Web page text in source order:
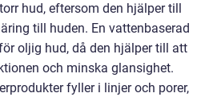
hud, eftersom den hjälper till
till huden. En vattenbaserad
oljig hud, då den hjälper till att
och minska glansighet.
fyller i linjer och porer,